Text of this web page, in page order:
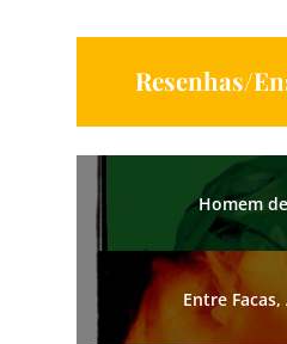
Resenhas/
Homem
Entre